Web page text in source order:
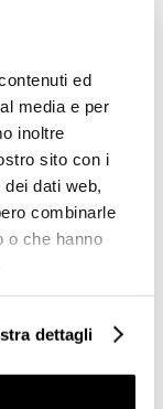
ed
media e per
inoltre
sito con i
dati web,
combinarle
o che hanno
dettagli
lucido
Ceramica